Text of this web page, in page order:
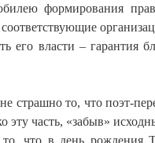
формирования
его власти – гарантия
страшно то, что поэт-
эту часть, «забыв»
в день рождения